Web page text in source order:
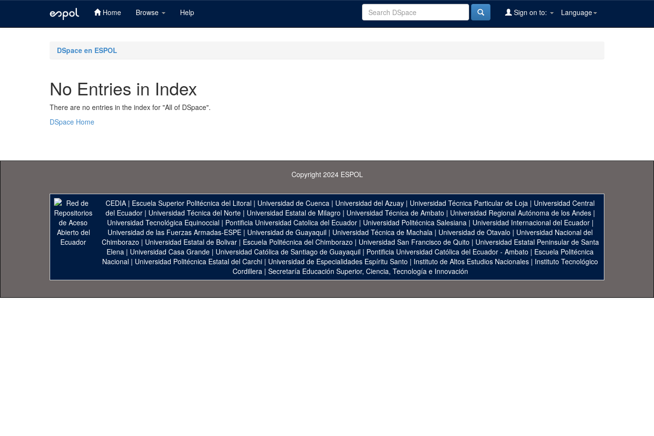
Home Browse Help Language
Sign on to:
DSpace en ESPOL
No Entries in Index
There are no entries in the index for "All of DSpace".
DSpace Home
Copyright 2024 ESPOL
CEDIA | Escuela Superior Politécnica del Litoral | Universidad de Cuenca | Universidad del Azuay | Universidad Técnica Particular de Loja | Universidad Central
del Ecuador| Universidad Técnica del Norte| Universidad Estatal de Milagro | Universidad Técnica de Ambato | Universidad Regional Autónoma de los Andes|
Universidad Tecnológica Equinoccial| Pontificia Universidad Catolica del Ecuador| Universidad Politécnica Salesiana| Universidad Internacional del Ecuador|
Universidad de las Fuerzas Armadas-ESPE | Universidad de Guayaquil | Universidad Técnica de Machala | Universidad de Otavalo | Universidad Nacional del
Chimborazo | Universidad Estatal de Bolivar| Escuela Politécnica del Chimborazo | Universidad San Francisco de Quito | Universidad Estatal Peninsular de Santa
Elena | Universidad Casa Grande | Universidad Católica de Santiago de Guayaquil | Pontificia Universidad Católica del Ecuador - Ambato | Escuela Politécnica
Nacional | Universidad Politécnica Estatal del Carchi | Universidad de Especialidades Espíritu Santo | Instituto de Altos Estudios Nacionales | Instituto Tecnológico
Cordillera| Secretaría Educación Superior, Ciencia, Tecnología e Innovación